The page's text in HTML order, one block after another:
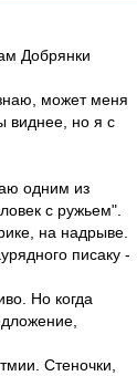
Добрянки
может меня
виднее, но я с
одним из
с ружьем".
на надрыве.
писаку -
Но когда
Стеночки,